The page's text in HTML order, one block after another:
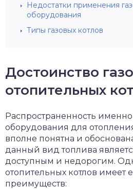
Недостатки применения
оборудования
Типы газовых котлов
Достоинство
отопительных
Распространенность именно
оборудования для
вполне понятна и
данный вид топлива
доступным и недорогим.
отопительных котлов имеет
преимуществ: